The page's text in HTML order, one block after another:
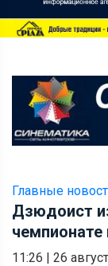
Главные
Дзюдоист
чемпионате
11:26 | 26